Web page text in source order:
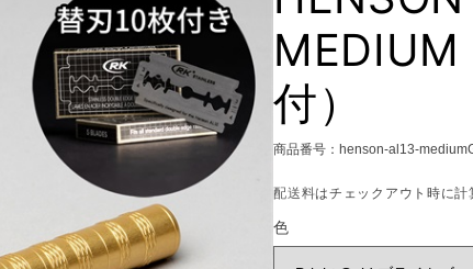
付）
商品番号：henson-al13-
配送料はチェックアウト時に計
色